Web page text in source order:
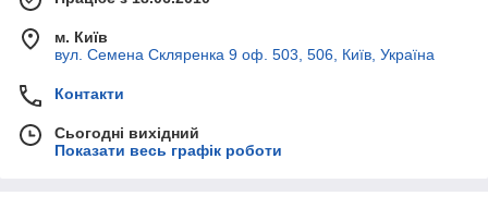
м. Київ
вул. Семена Скляренка 9 оф. 503, 506, Київ, Україна
Контакти
Сьогодні вихідний
Показати весь графік роботи